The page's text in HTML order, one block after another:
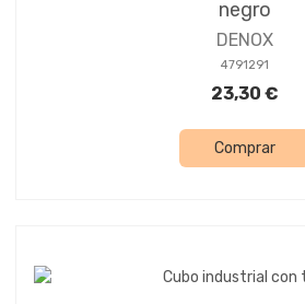
negro
DENOX
4791291
23,30 €
Comprar